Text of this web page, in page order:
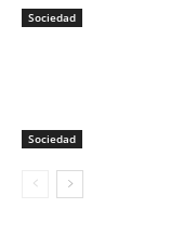
Sociedad
Sociedad